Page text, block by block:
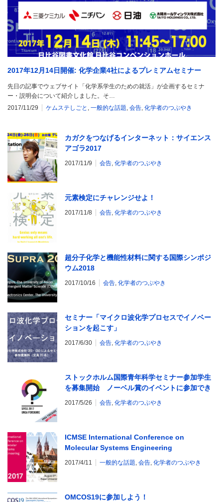
2017年12月14日開催: 化学企業4社によるプレミアムセミナー
先日の記事でウェブサイト「化学系学生のための就活」が企画するセミナ
ー・説明会について紹介しました。そ…
2017/11/29
ケムステしごと , 一般的な話題, 会告, 化学者のつぶやき
カガクをつなげるインターネット：サイエンス
アゴラ2017
2017/11/9 会告, 化学者のつぶやき
元素検定にチャレンジせよ！
2017/11/8 会告, 化学者のつぶやき
超分子化学と機能性材料に関する国際シンポジ
ウム2018
2017/10/16 会告, 化学者のつぶやき
セミナー「マイクロ波化学プロセスでイノベー
ションを起こす」
2017/6/30 会告, 化学者のつぶやき
ストックホルム国際青年科学セミナー参加学生
を募集開始 ノーベル賞のイベントに参加でき
ます！
2017/5/26 会告, 化学者のつぶやき
ICMSE International Conference on
Molecular Systems Engineering
2017/4/11 一般的な話題, 会告, 化学者のつぶやき
OMCOS19に参加しよう！